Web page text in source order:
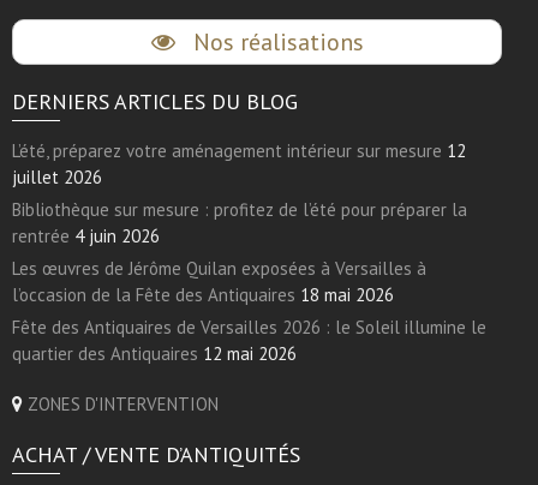
Nos réalisations
DERNIERS ARTICLES DU BLOG
L’été, préparez votre aménagement intérieur sur mesure 12
juillet 2026
Bibliothèque sur mesure : profitez de l’été pour préparer la
rentrée 4 juin 2026
Les œuvres de Jérôme Quilan exposées à Versailles à
l’occasion de la Fête des Antiquaires 18 mai 2026
Fête des Antiquaires de Versailles 2026 : le Soleil illumine le
quartier des Antiquaires 12 mai 2026
ZONES D'INTERVENTION
ACHAT / VENTE D’ANTIQUITÉS